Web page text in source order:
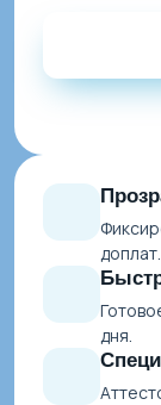
доплат.
дня.